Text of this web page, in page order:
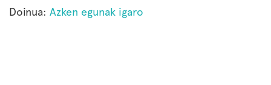
Doinua: Azken egunak igaro